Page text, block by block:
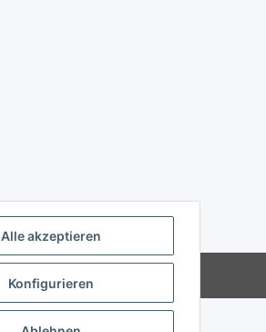
Alle akzeptieren
Konfigurieren